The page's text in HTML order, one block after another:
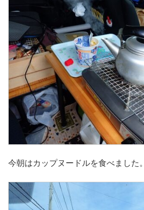
今朝はカップヌードルを食べました。